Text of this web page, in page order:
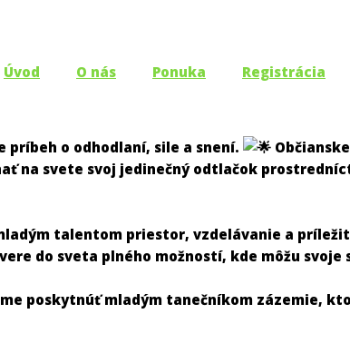
Úvod O nás Ponuka Registrácia
príbeh o odhodlaní, sile a snení.
na svete svoj jedinečný odtlačok
talentom priestor, vzdelávanie a
do sveta plného možností, kde môžu
poskytnúť mladým tanečníkom zázemie,